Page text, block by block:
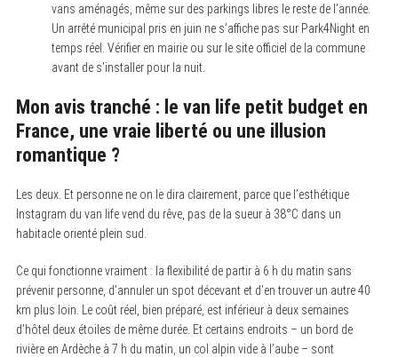
vans aménagés, même sur des parkings libres le reste de l’année.
Un arrêté municipal pris en juin ne s’affiche pas sur Park4Night en
temps réel. Vérifier en mairie ou sur le site officiel de la commune
avant de s’installer pour la nuit.
Mon avis tranché : le van life petit budget en
France, une vraie liberté ou une illusion
romantique ?
Les deux. Et personne ne on le dira clairement, parce que l’esthétique
Instagram du van life vend du rêve, pas de la sueur à 38°C dans un
habitacle orienté plein sud.
Ce qui fonctionne vraiment : la flexibilité de partir à 6 h du matin sans
prévenir personne, d’annuler un spot décevant et d’en trouver un autre 40
km plus loin. Le coût réel, bien préparé, est inférieur à deux semaines
d’hôtel deux étoiles de même durée. Et certains endroits – un bord de
rivière en Ardèche à 7 h du matin, un col alpin vide à l’aube – sont